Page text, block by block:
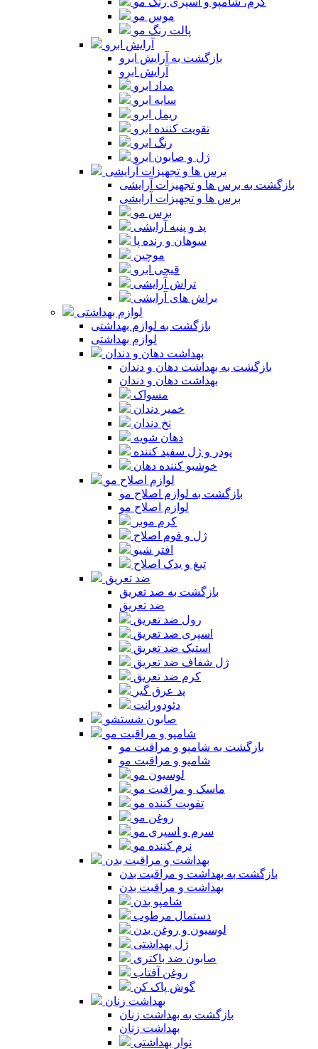
موس مو
پالت رنگ مو
آرایش ابرو
بازگشت به آرایش ابرو
آرایش ابرو
مداد ابرو
سایه ابرو
ریمل ابرو
تقویت کننده ابرو
رنگ ابرو
ژل و صابون ابرو
برس ها و تجهیزات آرایشی
بازگشت به برس ها و تجهیزات آرایشی
برس ها و تجهیزات آرایشی
برس مو
پد و پنبه آرایشی
سوهان و رنده پا
موچین
قیچی ابرو
تراش آرایشی
براش های آرایشی
لوازم بهداشتی
بازگشت به لوازم بهداشتی
لوازم بهداشتی
بهداشت دهان و دندان
بازگشت به بهداشت دهان و دندان
بهداشت دهان و دندان
مسواک
خمیر دندان
نخ دندان
دهان شویه
پودر و ژل سفید کننده
خوشبو کننده دهان
لوازم اصلاح مو
بازگشت به لوازم اصلاح مو
لوازم اصلاح مو
کرم موبر
ژل و فوم اصلاح
افتر شیو
تیغ و یدک اصلاح
ضد تعریق
بازگشت به ضد تعریق
ضد تعریق
رول ضد تعریق
اسپری ضد تعریق
استیک ضد تعریق
ژل شفاف ضد تعریق
کرم ضد تعریق
پد عرق گیر
دئودورانت
صابون شستشو
شامپو و مراقبت مو
بازگشت به شامپو و مراقبت مو
شامپو و مراقبت مو
لوسیون مو
ماسک و مراقبت مو
تقویت کننده مو
روغن مو
سرم و اسپری مو
نرم کننده مو
بهداشت و مراقبت بدن
بازگشت به بهداشت و مراقبت بدن
بهداشت و مراقبت بدن
شامپو بدن
دستمال مرطوب
لوسیون و روغن بدن
ژل بهداشتی
صابون ضد باکتری
روغن آفتاب
گوش پاک کن
بهداشت زنان
بازگشت به بهداشت زنان
بهداشت زنان
نوار بهداشتی